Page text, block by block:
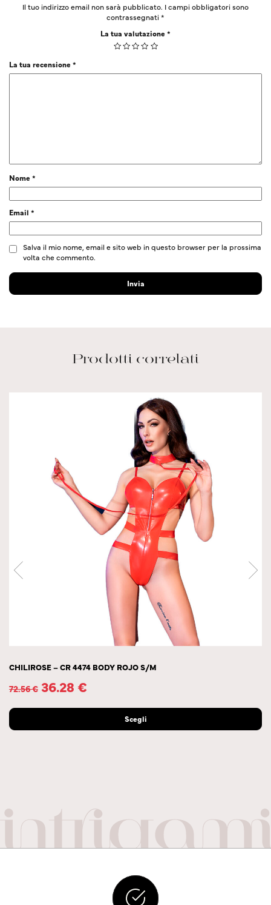
Il tuo indirizzo email non sarà pubblicato. I campi obbligatori sono
contrassegnati*
La tua valutazione*
La tua recensione*
Nome*
Email *
Salva il mio nome, email e sito web in questo browser per la prossima
volta che commento.
Prodotti correlati
CHILIROSE – CR 4474 BODY ROJO S/M
72.56€ 36.28 €
Scegli